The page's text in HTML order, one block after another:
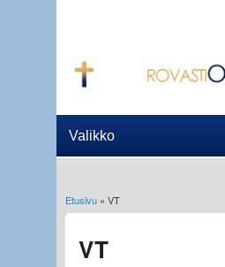
Olet täällä
Etusivu» VT
VT